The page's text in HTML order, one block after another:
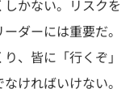
かない。リスクを
ダーには重要だ。
、皆に「行くぞ」
ければいけない。